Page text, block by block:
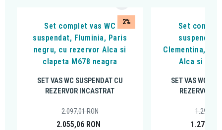
2%
Set complet vas WC
suspendat, Fluminia, Paris
negru, cu rezervor Alca si
clapeta M678 neagra
SET VAS WC SUSPENDAT CU
REZERVOR INCASTRAT
2.055,06 RON
2.097,01RON
Set
suspendat
Clementina,
Alca si
SET VAS WC
REZERVOR
1.271,57
1.297,52